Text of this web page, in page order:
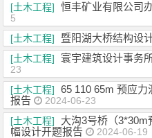
[土木工程]
恒丰矿业有限公司
5
[土木工程]
暨阳湖大桥结构设
[土木工程]
寰宇建筑设计事务
23
[土木工程]
65 110 65m 预应
报告
2024-06-23
[土木工程]
大沟3号桥（
幅设计开题报告
2024-06-19